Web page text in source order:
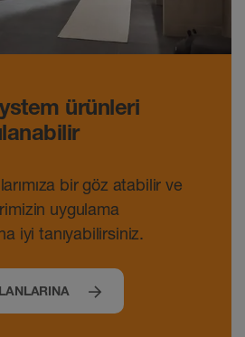
ürünleri
bir göz atabilir ve
uygulama
iyi tanıyabilirsiniz.